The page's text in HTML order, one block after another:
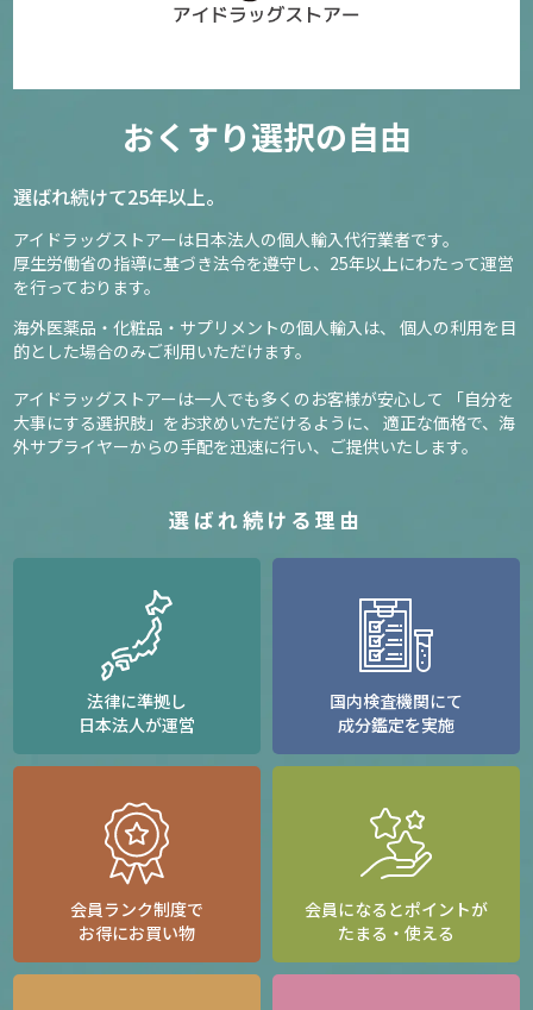
おくすり選択の自由
選ばれ続けて25年以上。
アイドラッグストアーは日本法人の個人輸入代行業者です。
厚生労働省の指導に基づき法令を遵守し、 25年以上にわたって運営
を行っております。
海外医薬品・化粧品・サプリメントの個人輸入は、
個人の利用を目
的とした場合のみご利用いただけます。
アイドラッグストアーは一人でも多くのお客様が安心して
「自分を
大事にする選択肢」をお求めいただけるように、
適正な価格で、海
外サプライヤーからの手配を迅速に行い、ご提供いたします。
選ばれ続ける理由
法律に準拠し
日本法人が運営
国内検査機関にて
成分鑑定を実施
会員ランク制度で
お得にお買い物
会員になるとポイントが
たまる・使える